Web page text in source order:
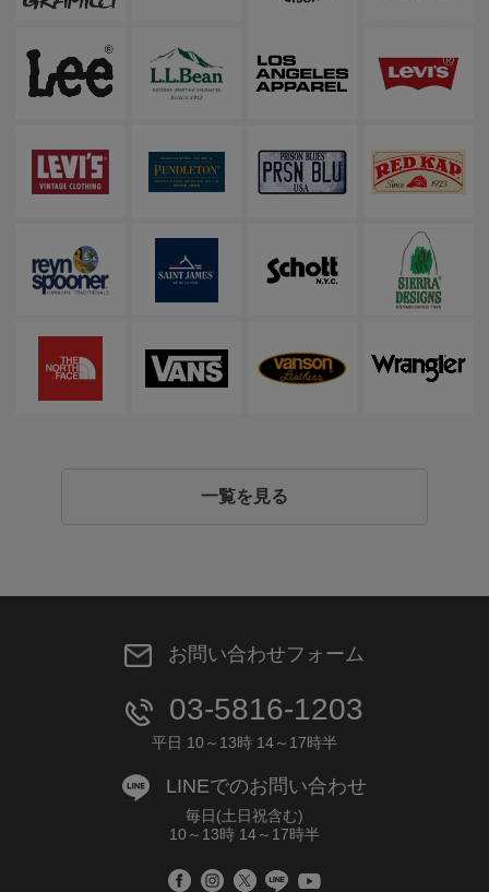
一覧を見る
お問い合わせフォーム
03-5816-1203
平日 10～13時 14～17時半
LINEでのお問い合わせ
毎日(土日祝含む)
10～13時 14～17時半